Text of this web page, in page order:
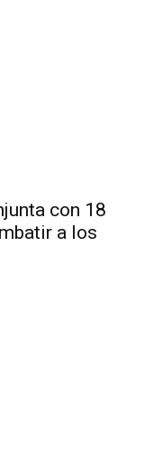
con 18
a los